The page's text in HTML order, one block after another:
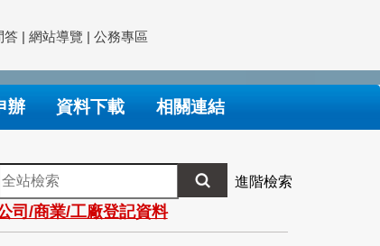
答 | 網站導覽 | 公務專區
辦 資料下載 相關連結
全
站
進階檢索
司/商業/工廠登記資料